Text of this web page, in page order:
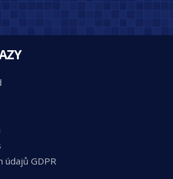
údajů GDPR